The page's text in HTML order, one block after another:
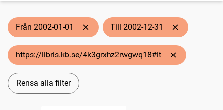
Från 2002-01-01 Till 2002-12-31
https://libris.kb.se/4k3grxhz2rwgwq18#it
Rensa alla filter